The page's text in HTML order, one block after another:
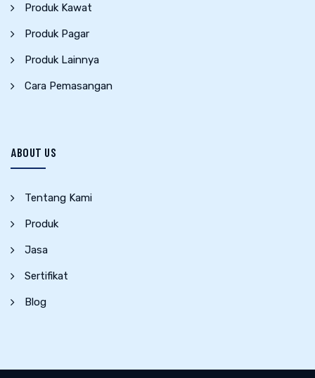
Produk Kawat
Produk Pagar
Produk Lainnya
Cara Pemasangan
ABOUT US
Tentang Kami
Produk
Jasa
Sertifikat
Blog